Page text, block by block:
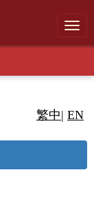
繁中| EN